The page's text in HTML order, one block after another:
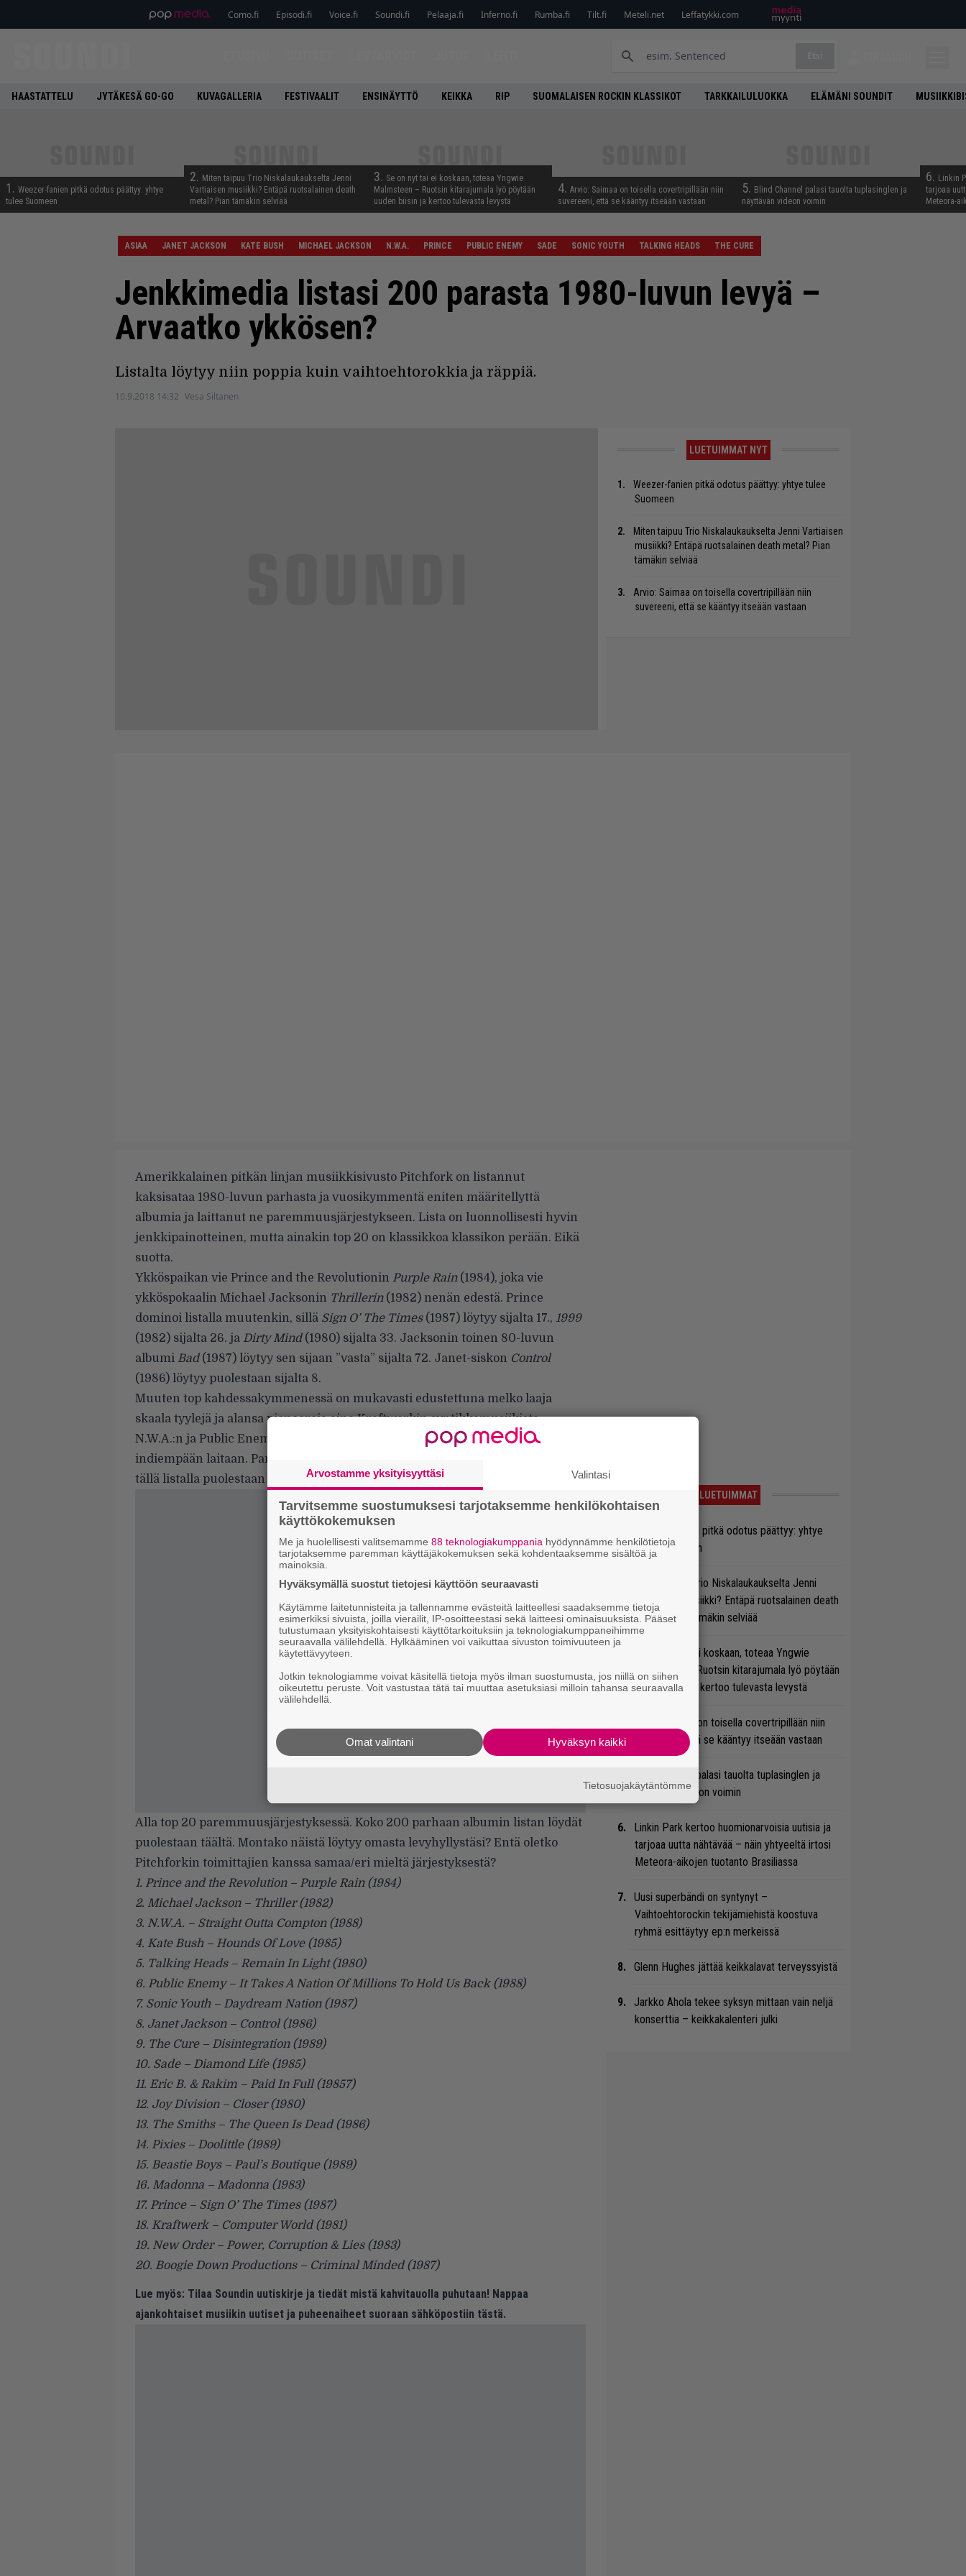
Como.fi Episodi.fi Voice.fi Soundi.fi Pelaaja.fi Inferno.fi Rumba.fi Tilt.fi Meteli.net Leffatykki.com
HAASTATTELU JYTÄKESÄ GO-GO KUVAGALLERIA FESTIVAALIT ENSINÄYTTÖ KEIKKA RIP SUOMALAISEN ROCKIN KLASSIKOT TARKKAILULUOKKA ELÄMÄNI SOUNDIT
1. Weezer-fanien pitkä odotus päättyy: yhtye
tulee Suomeen
2. Miten taipuu Trio Niskalaukaukselta Jenni
Vartiaisen musiikki? Entäpä ruotsalainen death
metal? Pian tämäkin selviää
3. Se on nyt tai ei koskaan, toteaa Yngwie
Malmsteen – Ruotsin kitarajumala lyö pöytään
uuden biisin ja kertoo tulevasta levystä
4. Arvio: Saimaa on toisella covertripillään niin
suvereeni, että se kääntyy itseään vastaan
5. Blind Channel palasi tauolta tuplasinglen ja
näyttävän videon voimin
6. Linkin
tarjoaa
Meteora-
ASIAA JANET JACKSON KATE BUSH MICHAEL JACKSON N.W.A. PRINCE PUBLIC ENEMY SADE SONIC YOUTH TALKING HEADS THE CURE
Jenkkimedia listasi 200 parasta 1980-luvun levyä –
Arvaatko ykkösen?
Listalta löytyy niin poppia kuin vaihtoehtorokkia ja räppiä.
10.9.2018 14:32 Vesa Siltanen
LUETUIMMAT NYT
Weezer-fanien pitkä odotus päättyy: yhtye tulee
Suomeen
Miten taipuu Trio Niskalaukaukselta Jenni Vartiaisen
musiikki? Entäpä ruotsalainen death metal? Pian
tämäkin selviää
Arvio: Saimaa on toisella covertripillään niin
suvereeni, että se kääntyy itseään vastaan
Amerikkalainen pitkän linjan musiikkisivusto Pitchfork on listannut
kaksisataa 1980-luvun parhasta ja vuosikymmentä eniten määritellyttä
albumia ja laittanut ne paremmuusjärjestykseen. Lista on luonnollisesti hyvin
jenkkipainotteinen, mutta ainakin top 20 on klassikkoa klassikon perään. Eikä
suotta.
Ykköspaikan vie Prince and the Revolutionin Purple Rain(1984), joka vie
ykköspokaalin Michael Jacksonin Thrillerin(1982) nenän edestä. Prince
dominoi listalla muutenkin, sillä Sign O’ The Times(1987) löytyy sijalta 17., 1999
(1982) sijalta 26. ja Dirty Mind(1980) sijalta 33. Jacksonin toinen 80-luvun
albumi Bad(1987) löytyy sen sijaan ”vasta” sijalta 72. Janet-siskon Control
(1986) löytyy puolestaan sijalta 8.
Muuten top kahdessakymmenessä on mukavasti edustettuna melko laaja
skaala tyylejä ja alansa pioneereja aina Kraftwerkin syntikkamusiikista
N.W.A.:n ja Public Enemyn räpin kautta rockin ja popin vaihtoehtoisempaan ja
indiempään laitaan. Parhaiten pärjännyt raskaamman musiikin edustaja on
tällä listalla puolestaan Slayer, jonkaReign In Blood(1986) yltää sijalle 31.
Alla top 20 paremmuusjärjestyksessä. Koko 200 parhaan albumin listan löydät
puolestaan täältä. Montako näistä löytyy omasta levyhyllystäsi? Entä oletko
Pitchforkin toimittajien kanssa samaa/eri mieltä järjestyksestä?
1. Prince and the Revolution – Purple Rain (1984)
2. Michael Jackson – Thriller (1982)
3. N.W.A. – Straight Outta Compton (1988)
4. Kate Bush – Hounds Of Love (1985)
5. Talking Heads – Remain In Light (1980)
6. Public Enemy – It Takes A Nation Of Millions To Hold Us Back (1988)
7. Sonic Youth – Daydream Nation (1987)
8. Janet Jackson – Control (1986)
9. The Cure – Disintegration (1989)
10. Sade – Diamond Life (1985)
11. Eric B. & Rakim – Paid In Full (19857)
12. Joy Division – Closer (1980)
13. The Smiths – The Queen Is Dead (1986)
14. Pixies – Doolittle (1989)
15. Beastie Boys – Paul’s Boutique (1989)
16. Madonna – Madonna (1983)
17. Prince – Sign O’ The Times (1987)
18. Kraftwerk – Computer World (1981)
19. New Order – Power, Corruption & Lies (1983)
20. Boogie Down Productions – Criminal Minded (1987)
Lue myös: Tilaa Soundin uutiskirje ja tiedät mistä kahvitauolla puhutaan! Nappaa
ajankohtaiset musiikin uutiset ja puheenaiheet suoraan sähköpostiin tästä.
LUETUIMMAT
Weezer-fanien pitkä odotus päättyy: yhtye
tulee Suomeen
Miten taipuu Trio Niskalaukaukselta Jenni
Vartiaisen musiikki? Entäpä ruotsalainen death
metal? Pian tämäkin selviää
Se on nyt tai ei koskaan, toteaa Yngwie
Malmsteen – Ruotsin kitarajumala lyö pöytään
uuden biisin ja kertoo tulevasta levystä
Arvio: Saimaa on toisella covertripillään niin
suvereeni, että se kääntyy itseään vastaan
Blind Channel palasi tauolta tuplasinglen ja
näyttävän videon voimin
Linkin Park kertoo huomionarvoisia uutisia ja
tarjoaa uutta nähtävää – näin yhtyeeltä irtosi
Meteora-aikojen tuotanto Brasiliassa
Uusi superbändi on syntynyt –
Vaihtoehtorockin tekijämiehistä koostuva
ryhmä esittäytyy ep:n merkeissä
Glenn Hughes jättää keikkalavat terveyssyistä
Jarkko Ahola tekee syksyn mittaan vain neljä
konserttia – keikkakalenteri julki
Arvostamme yksityisyyttäsi Valintasi
Tarvitsemme suostumuksesi tarjotaksemme henkilökohtaisen
käyttökokemuksen
Me ja huolellisesti valitsemamme 88 teknologiakumppania hyödynnämme henkilötietoja
tarjotaksemme paremman käyttäjäkokemuksen sekä kohdentaaksemme sisältöä ja
mainoksia.
Hyväksymällä suostut tietojesi käyttöön seuraavasti
Käytämme laitetunnisteita ja tallennamme evästeitä laitteellesi saadaksemme tietoja
esimerkiksi sivuista, joilla vierailit, IP-osoitteestasi sekä laitteesi ominaisuuksista. Pääset
tutustumaan yksityiskohtaisesti käyttötarkoituksiin ja teknologiakumppaneihimme
seuraavalla välilehdellä. Hylkääminen voi vaikuttaa sivuston toimivuuteen ja
käytettävyyteen.
Jotkin teknologiamme voivat käsitellä tietoja myös ilman suostumusta, jos niillä on siihen
oikeutettu peruste. Voit vastustaa tätä tai muuttaa asetuksiasi milloin tahansa seuraavalla
välilehdellä.
Hyväksyn kaikki
Omat valintani
Tietosuojakäytäntömme